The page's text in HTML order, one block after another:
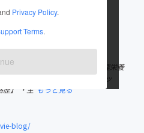
Privacy Policy.
Terms.
ジェクトを投稿しています
３０年以上 【保有資格】 ・管理栄養
テュート 統合食養（ホルステッ
歴】 ・主 もっと見る
blog/